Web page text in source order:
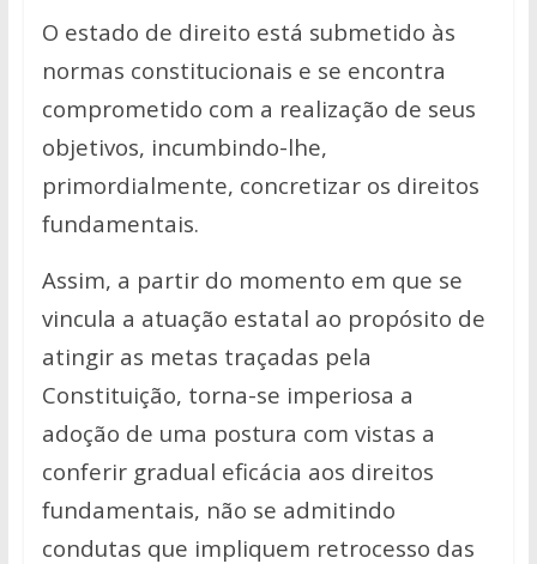
O estado de direito está submetido às
normas constitucionais e se encontra
comprometido com a realização de seus
objetivos, incumbindo-lhe,
primordialmente, concretizar os direitos
fundamentais.
Assim, a partir do momento em que se
vincula a atuação estatal ao propósito de
atingir as metas traçadas pela
Constituição, torna-se imperiosa a
adoção de uma postura com vistas a
conferir gradual eficácia aos direitos
fundamentais, não se admitindo
condutas que impliquem retrocesso das